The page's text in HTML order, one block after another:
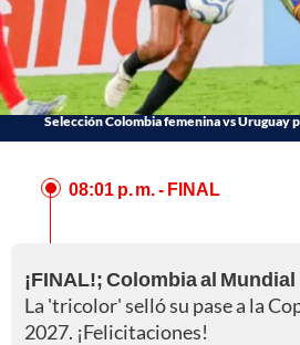
Selección Colombia femenina vs Uruguay
08:01 p. m. - FINAL
¡FINAL!; Colombia al Mundial
La 'tricolor' selló su pase a la
2027. ¡Felicitaciones!